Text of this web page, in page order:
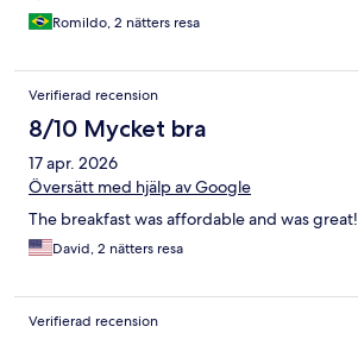
Romildo, 2 nätters resa
Verifierad recension
8/10 Mycket bra
17 apr. 2026
Översätt med hjälp av Google
The breakfast was affordable and was great!
David, 2 nätters resa
Verifierad recension